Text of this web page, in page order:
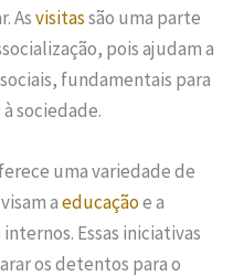
Asvisitassão uma parte
pois ajudam a
fundamentais para
sociedade.
uma variedade de
aeducaçãoe a
Essas iniciativas
os detentos para o